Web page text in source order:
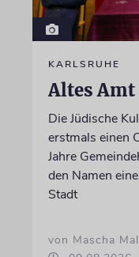
KARLSRUHE
Altes
Die Jüdische
erstmals einen
Jahre
den Namen
Stadt
von Mascha